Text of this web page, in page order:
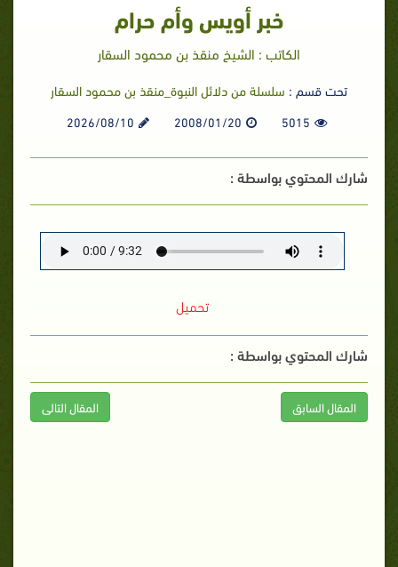
خبر أويس وأم حرام
الكاتب : الشيخ منقذ بن محمود السقار
تحت قسم : سلسلة من دلائل النبوة_منقذ بن محمود السقار
5015
2008/01/20
2026/08/10
شارك المحتوي بواسطة :
تحميل
شارك المحتوي بواسطة :
المقال السابق المقال التالى